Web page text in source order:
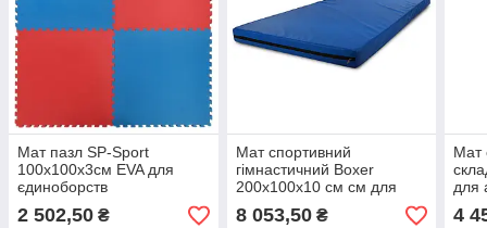
Мат пазл SP-Sport
100x100x3см EVA для
єдиноборств
2 502,50 ₴
Мат спортивний
гімнастичний Boxer
200x100x10 см см для
амортизації падіння
8 053,50₴
Мат
для
4